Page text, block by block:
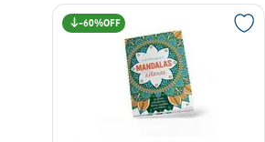
60%